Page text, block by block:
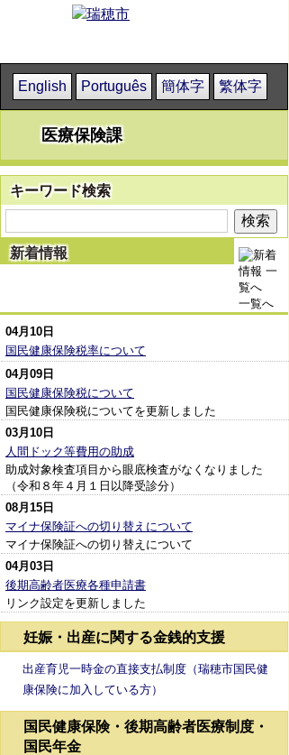
English Português 簡体字 繁体字
医療保険課
キーワード検索
新着情報
一覧へ
04月10日
国民健康保険税率について
04月09日
国民健康保険税について
国民健康保険税についてを更新しました
03月10日
人間ドック等費用の助成
助成対象検査項目から眼底検査がなくなりました
（令和８年４月１日以降受診分）
08月15日
マイナ保険証への切り替えについて
マイナ保険証への切り替えについて
04月03日
後期高齢者医療各種申請書
リンク設定を更新しました
妊娠・出産に関する金銭的支援
出産育児一時金の直接支払制度（瑞穂市国民健
康保険に加入している方）
国民健康保険・後期高齢者医療制度・
国民年金